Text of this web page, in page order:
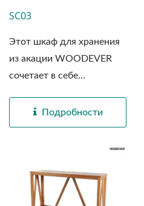
SC03
Этот шкаф для хранения
из акации WOODEVER
сочетает в себе...
Подробности